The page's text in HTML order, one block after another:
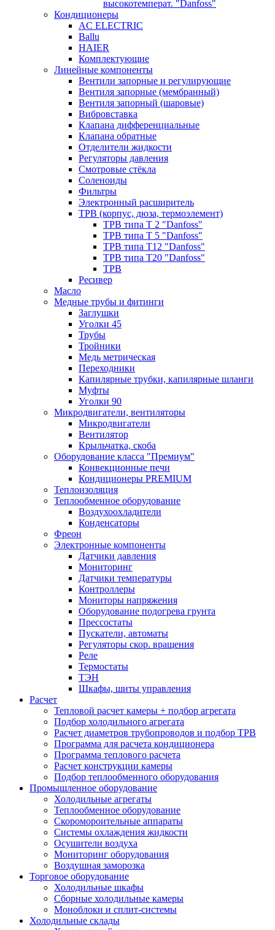
высокотемперат. "Danfoss"
Кондиционеры
AC ELECTRIC
Ballu
HAIER
Комплектующие
Линейные компоненты
Вентили запорные и регулирующие
Вентиля запорные (мембранный)
Вентиля запорный (шаровые)
Вибровставка
Клапана дифференциальные
Клапана обратные
Отделители жидкости
Регуляторы давления
Смотровые стёкла
Соленоиды
Фильтры
Электронный расширитель
ТРВ (корпус, дюза, термоэлемент)
ТРВ типа Т 2 "Danfoss"
ТРВ типа Т 5 "Danfoss"
ТРВ типа Т12 "Danfoss"
ТРВ типа Т20 "Danfoss"
ТРВ
Ресивер
Масло
Медные трубы и фитинги
Заглушки
Уголки 45
Трубы
Тройники
Медь метрическая
Переходники
Капилярные трубки, капилярные шланги
Муфты
Уголки 90
Микродвигатели, вентиляторы
Микродвигатели
Вентилятор
Крыльчатка, скоба
Оборудование класса "Премиум"
Конвекционные печи
Кондиционеры PREMIUM
Теплоизоляция
Теплообменное оборудование
Воздухоохладители
Конденсаторы
Фреон
Электронные компоненты
Датчики давления
Мониторинг
Датчики температуры
Контроллеры
Мониторы напряжения
Оборудование подогрева грунта
Прессостаты
Пускатели, автоматы
Регуляторы скор. вращения
Реле
Термостаты
ТЭН
Шкафы, шиты управления
Расчет
Тепловой расчет камеры + подбор агрегата
Подбор холодильного агрегата
Расчет диаметров трубопроводов и подбор ТРВ
Программа для расчета кондиционера
Программа теплового расчета
Расчет конструкции камеры
Подбор теплообменного оборудования
Промышленное оборудование
Холодильные агрегаты
Теплообменное оборудование
Скоромороительные аппараты
Системы охлаждения жидкости
Осушители воздуха
Мониторинг оборудования
Воздушная заморозка
Торговое оборудование
Холодильные шкафы
Сборные холодильные камеры
Моноблоки и сплит-системы
Холодильные склады